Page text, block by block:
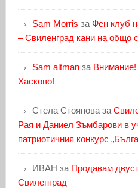
Sam Morris за Фен клуб
– Свиленград кани на общо
Sam altmanза
Хасково!
Стела Стояноваза
Рая и Даниел Зъмбарови в
патриотичния конкурс
ИВАН за Продавам
Свиленград